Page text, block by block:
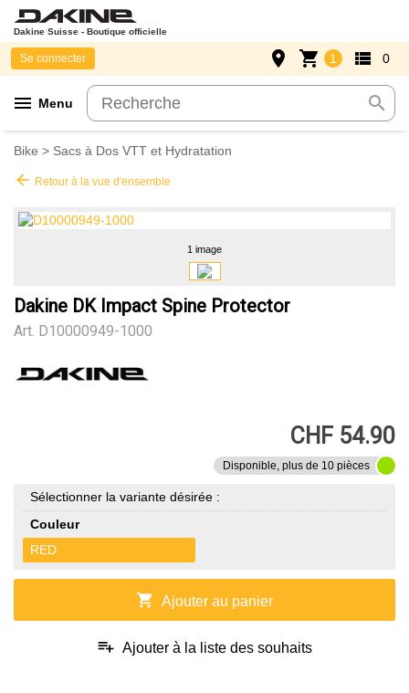
Dakine Suisse - Boutique officielle
menu Menu search
Se connecter place shopping_cart 1 view_list 0
Bike > Sacs à Dos VTT et Hydratation
arrow_back Retour à la vue d'ensemble
1 image
Dakine DK Impact Spine Protector
Art. D10000949-1000
CHF 54.90
Disponible, plus de 10 pièces
Sélectionner la variante désirée :
Couleur
RED
shopping_cart Ajouter au panier
playlist_add Ajouter à la liste des souhaits